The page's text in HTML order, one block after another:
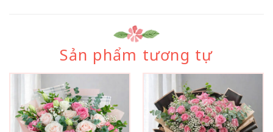
Sản phẩm tương tự